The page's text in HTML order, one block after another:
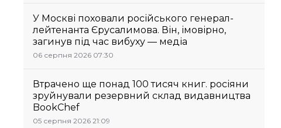
У Москві поховали російського генерал-
лейтенанта Єрусалимова. Він, імовірно,
загинув під час вибуху — медіа
06 серпня 2026 07:30
Втрачено ще понад 100 тисяч книг. росіяни
зруйнували резервний склад видавництва
BookChef
05 серпня 2026 21:09